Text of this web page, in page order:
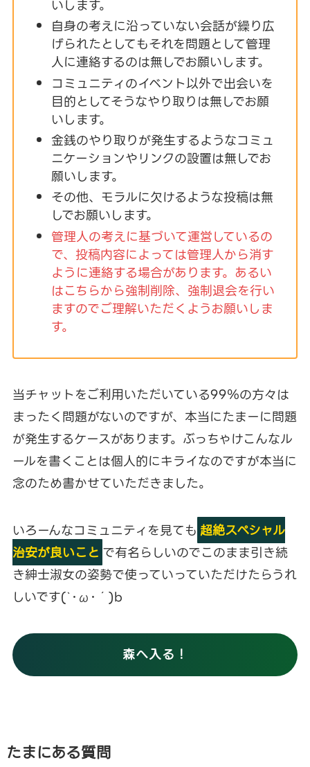
いします。
自身の考えに沿っていない会話が繰り広
げられたとしてもそれを問題として管理
人に連絡するのは無しでお願いします。
コミュニティのイベント以外で出会いを
目的としてそうなやり取りは無しでお願
いします。
金銭のやり取りが発生するようなコミュ
ニケーションやリンクの設置は無しでお
願いします。
その他、モラルに欠けるような投稿は無
しでお願いします。
管理人の考えに基づいて運営しているの
で、投稿内容によっては管理人から消す
ように連絡する場合があります。あるい
はこちらから強制削除、強制退会を行い
ますのでご理解いただくようお願いしま
す。
当チャットをご利用いただいている99％の方々は
まったく問題がないのですが、本当にたまーに問題
が発生するケースがあります。ぶっちゃけこんなル
ールを書くことは個人的にキライなのですが本当に
念のため書かせていただきました。
いろーんなコミュニティを見ても 超絶スペシャル
治安が良いこと で有名らしいのでこのまま引き続
き紳士淑女の姿勢で使っていっていただけたらうれ
しいです(`･ω･´)b
森へ入る！
たまにある質問